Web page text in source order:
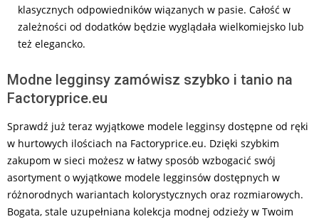
klasycznych odpowiedników wiązanych w pasie. Całość w
zależności od dodatków będzie wyglądała wielkomiejsko lub
też elegancko.
Modne legginsy zamówisz szybko i tanio na
Factoryprice.eu
Sprawdź już teraz wyjątkowe modele legginsy dostępne od ręki
w hurtowych ilościach na Factoryprice.eu. Dzięki szybkim
zakupom w sieci możesz w łatwy sposób wzbogacić swój
asortyment o wyjątkowe modele legginsów dostępnych w
różnorodnych wariantach kolorystycznych oraz rozmiarowych.
Bogata, stale uzupełniana kolekcja modnej odzieży w Twoim